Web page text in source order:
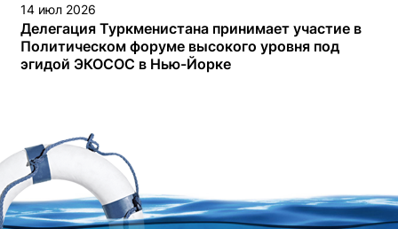
14 июл 2026
Делегация Туркменистана принимает участие в
Политическом форуме высокого уровня под
эгидой ЭКОСОС в Нью-Йорке